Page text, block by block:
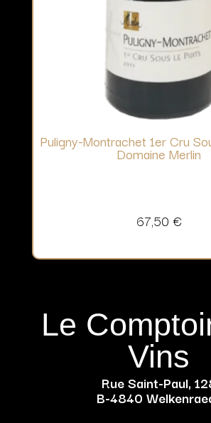
Puligny-Montrachet 1er Cru
Domaine Merlin
67,50 €
Le
Vins
Rue Saint-Paul,
B-4840